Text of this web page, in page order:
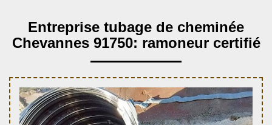
Entreprise tubage de cheminée
Chevannes 91750: ramoneur certifié